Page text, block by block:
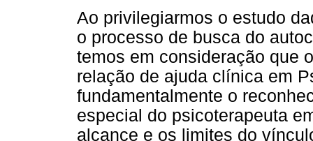
Ao privilegiarmos o estudo
o processo de busca do
temos em consideração que
relação de ajuda clínica em
fundamentalmente o
especial do psicoterapeuta
alcance e os limites do